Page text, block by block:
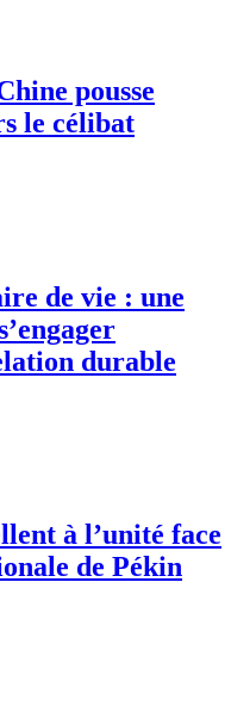
pousse
le célibat
de vie : une
durable
à l’unité face
de Pékin